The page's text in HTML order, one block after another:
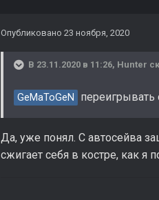
Опубликовано 23 ноября, 2020
В 23.11.2020 в 11:26, Hunter
GeMaToGeN переигрывать
Да, уже понял. С автосейва
сжигает себя в костре, как я